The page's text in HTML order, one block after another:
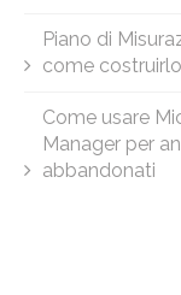
Piano di
come
Come usare
Manager per
abbandonati